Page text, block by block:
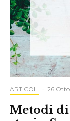
ARTICOLI · 26
Metodi di